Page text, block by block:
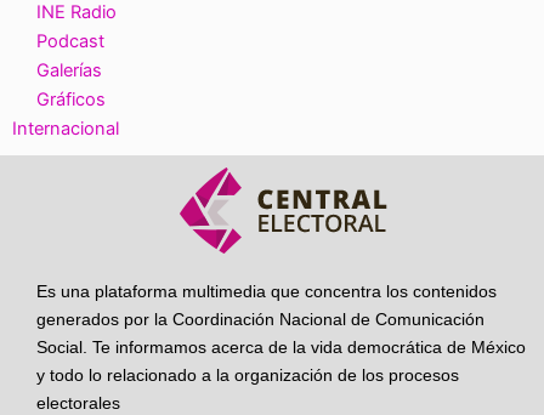
INE Radio
Podcast
Galerías
Gráficos
Internacional
Es una plataforma multimedia que concentra los contenidos
generados por la Coordinación Nacional de Comunicación
Social. Te informamos acerca de la vida democrática de México
y todo lo relacionado a la organización de los procesos
electorales